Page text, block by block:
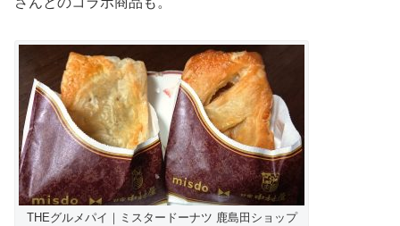
THEグルメパイ｜ミスタードーナツ 鹿島田ショップ